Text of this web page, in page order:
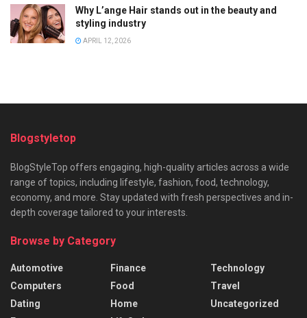
Why L’ange Hair stands out in the beauty and
styling industry
APRIL 12, 2026
Blogstyletop
BlogStyleTop offers engaging, high-quality articles across a wide
range of topics, including lifestyle, fashion, food, technology,
economy, and more. Stay updated with fresh perspectives and in-
depth coverage tailored to your interests.
Browse by Category
Automotive
Computers
Dating
Finance
Food
Home
Technology
Travel
Uncategorized